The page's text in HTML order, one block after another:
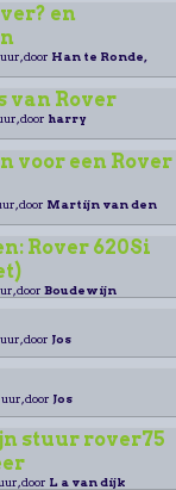
en
door Han te Ronde,
van Rover
door harry
voor een Rover
door Martijn van den
Rover 620Si
door Boudewijn
door Jos
door Jos
stuur rover75
door L a van dijk